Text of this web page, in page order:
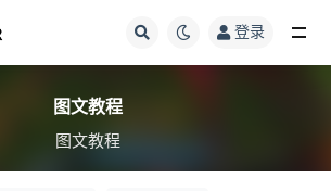
登录
图文教程
图文教程